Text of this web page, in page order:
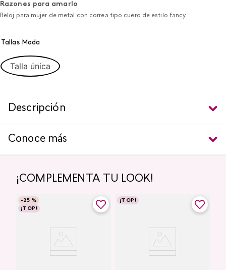
Razones para amarlo
Reloj para mujer de metal con correa tipo cuero de estilo fancy.
Tallas Moda
Talla única
Descripción
Conoce más
¡COMPLEMENTA TU LOOK!
-25 %
¡TOP!
¡TOP!